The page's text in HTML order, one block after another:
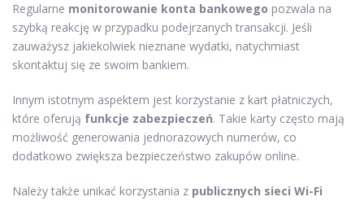
Regularne monitorowanie konta bankowego pozwala na
szybką reakcję w przypadku podejrzanych transakcji. Jeśli
zauważysz jakiekolwiek nieznane wydatki, natychmiast
skontaktuj się ze swoim bankiem.
Innym istotnym aspektem jest korzystanie z kart płatniczych,
które oferują funkcje zabezpieczeń. Takie karty często mają
możliwość generowania jednorazowych numerów, co
dodatkowo zwiększa bezpieczeństwo zakupów online.
Należy także unikać korzystania z publicznych sieci Wi-Fi